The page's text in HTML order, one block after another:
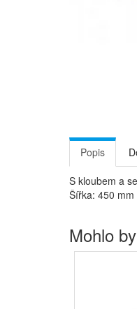
Popis
S kloubem a
Šířka: 450 mm
Mohlo